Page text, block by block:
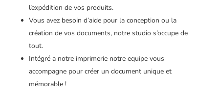
l’expédition de vos produits.
Vous avez besoin d’aide pour la conception ou la
création de vos documents, notre studio s’occupe de
tout.
Intégré a notre imprimerie notre equipe vous
accompagne pour créer un document unique et
mémorable !